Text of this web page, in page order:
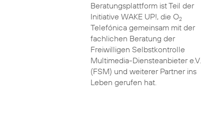
Beratungsplattform ist Teil der
Initiative WAKE UP!, die O2
Telefónica gemeinsam mit der
fachlichen Beratung der
Freiwilligen Selbstkontrolle
Multimedia-Diensteanbieter e.V.
(FSM) und weiterer Partner ins
Leben gerufen hat.